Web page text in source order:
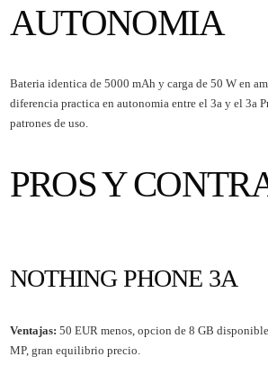
AUTONOMIA
Bateria identica de 5000 mAh y carga de 50 W en
diferencia practica en autonomia entre el 3a y el 3a
patrones de uso.
PROS Y
NOTHING PHONE 3A
Ventajas: 50 EUR menos, opcion de 8 GB
MP, gran equilibrio precio.